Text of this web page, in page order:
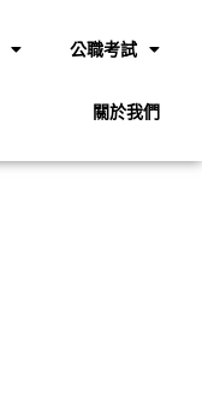
公職考試
關於我們